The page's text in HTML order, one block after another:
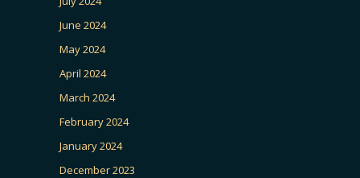
June 2024
May 2024
April 2024
March 2024
February 2024
January 2024
December 2023